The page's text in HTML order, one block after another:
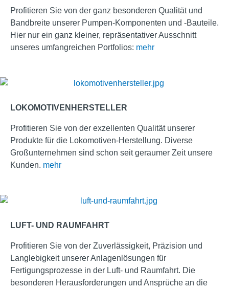
Profitieren Sie von der ganz besonderen Qualität und
Bandbreite unserer Pumpen-Komponenten und -Bauteile.
Hier nur ein ganz kleiner, repräsentativer Ausschnitt
unseres umfangreichen Portfolios: mehr
LOKOMOTIVENHERSTELLER
Profitieren Sie von der exzellenten Qualität unserer
Produkte für die Lokomotiven-Herstellung. Diverse
Großunternehmen sind schon seit geraumer Zeit unsere
Kunden. mehr
LUFT- UND RAUMFAHRT
Profitieren Sie von der Zuverlässigkeit, Präzision und
Langlebigkeit unserer Anlagenlösungen für
Fertigungsprozesse in der Luft- und Raumfahrt. Die
besonderen Herausforderungen und Ansprüche an die